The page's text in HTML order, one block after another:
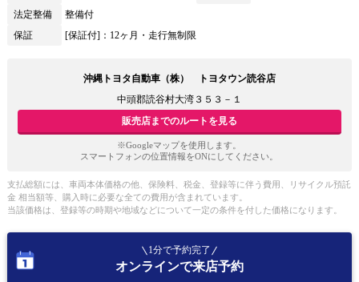
法定整備
整備付
保証
[保証付]：12ヶ月・走行無制限
沖縄トヨタ自動車（株） トヨタウン読谷店
中頭郡読谷村大湾３５３－１
販売店までのルートを見る
※Googleマップを使用します。
スマートフォンの位置情報をONにしてください。
支払総額には、車両本体価格の他、保険料、税金、登録等に伴う費用、リサイクル預託
金 相当額等、購入時に必要な全ての費用が含まれています。
当該価格は、登録等の時期や地域などについて一定の条件を付した価格になります。
1分で予約完了
オンラインで来店予約